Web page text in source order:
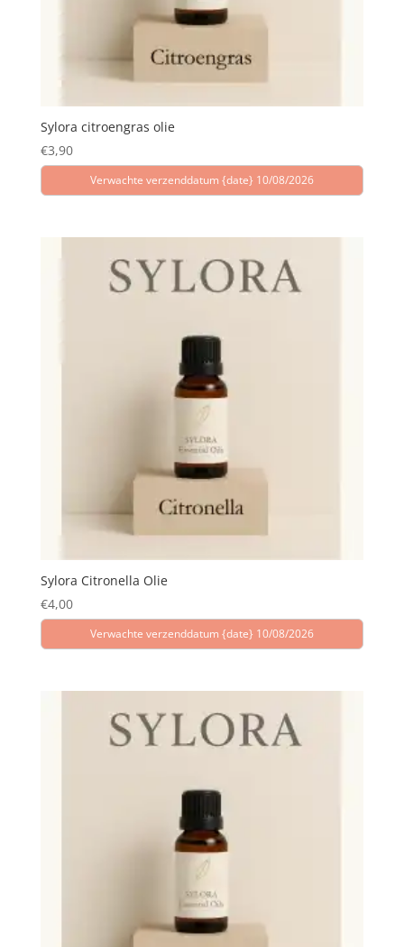
Sylora citroengras olie
€3,90
Verwachte verzenddatum {date} 10/08/2026
Sylora Citronella Olie
€4,00
Verwachte verzenddatum {date} 10/08/2026